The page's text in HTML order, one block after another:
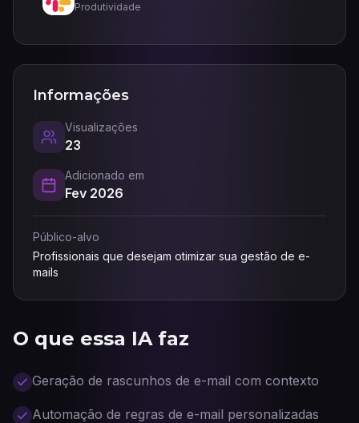
O que essa IA faz
Geração de rascunhos de e-mail com contexto
Automação de regras de e-mail personalizadas
Produtividade
Informações
Visualizações
23
Adicionado em
Fev 2026
Público-alvo
Profissionais que desejam otimizar sua gestão de e-
mails